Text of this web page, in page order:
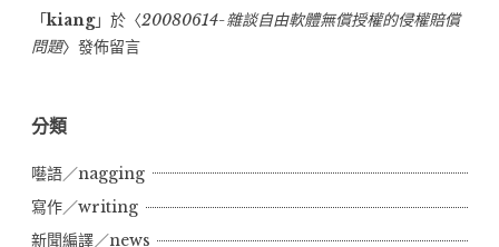
「kiang」於〈20080614-雜談自由軟體無償授權的侵權賠償
問題〉發佈留言
分類
囈語／nagging
寫作／writing
新聞編譯／news